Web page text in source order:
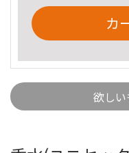
カ
欲し